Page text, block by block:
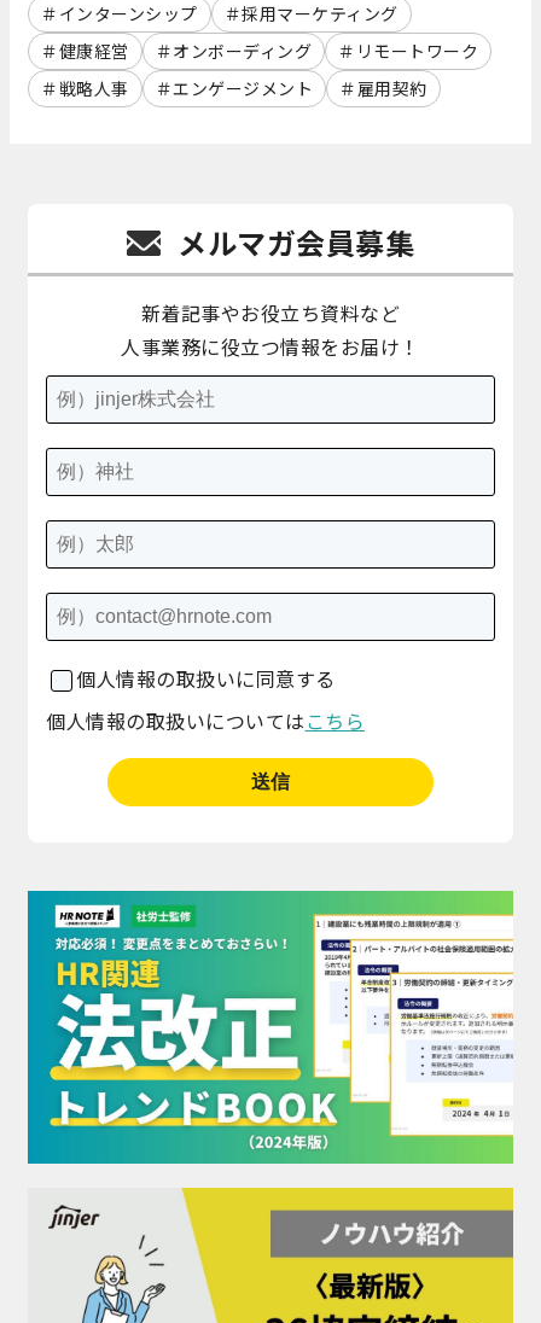
インターンシップ
採用マーケティング
健康経営
オンボーディング
リモートワーク
戦略人事
エンゲージメント 雇用契約
メルマガ会員募集
新着記事やお役立ち資料など
人事業務に役立つ情報をお届け！
個人情報の取扱いに同意する
個人情報の取扱いについては こちら